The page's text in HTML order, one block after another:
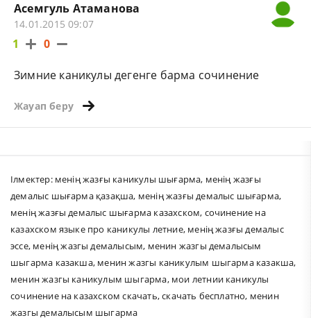
Асемгуль Атаманова
14.01.2015 09:07
1 0
Зимние каникулы дегенге барма сочинение
Жауап беру
Ілмектер: менiң жазғы каникулы шығарма, менің жазғы
демалыс шығарма қазақша, менiң жазғы демалыс шығарма,
менің жазғы демалыс шығарма казахском, сочинение на
казахском языке про каникулы летние, менің жазғы демалыс
эссе, менің жазгы демалысым, менин жазгы демалысым
шыгарма казакша, менин жазгы каникулым шыгарма казакша,
менин жазгы каникулым шыгарма, мои летнии каникулы
сочинение на казахском скачать,скачать бесплатно, менин
жазгы демалысым шыгарма